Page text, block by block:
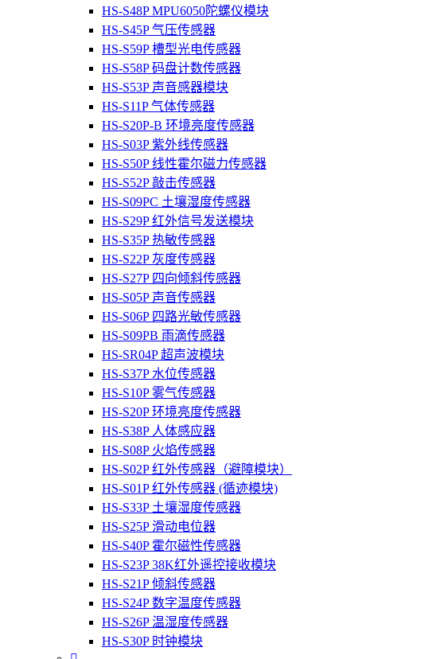
HS-S48P MPU6050陀螺仪模块
HS-S45P 气压传感器
HS-S59P 槽型光电传感器
HS-S58P 码盘计数传感器
HS-S53P 声音感器模块
HS-S11P 气体传感器
HS-S20P-B 环境亮度传感器
HS-S03P 紫外线传感器
HS-S50P 线性霍尔磁力传感器
HS-S52P 敲击传感器
HS-S09PC 土壤湿度传感器
HS-S29P 红外信号发送模块
HS-S35P 热敏传感器
HS-S22P 灰度传感器
HS-S27P 四向倾斜传感器
HS-S05P 声音传感器
HS-S06P 四路光敏传感器
HS-S09PB 雨滴传感器
HS-SR04P 超声波模块
HS-S37P 水位传感器
HS-S10P 雾气传感器
HS-S20P 环境亮度传感器
HS-S38P 人体感应器
HS-S08P 火焰传感器
HS-S02P 红外传感器（避障模块）
HS-S01P 红外传感器 (循迹模块)
HS-S33P 土壤湿度传感器
HS-S25P 滑动电位器
HS-S40P 霍尔磁性传感器
HS-S23P 38K红外遥控接收模块
HS-S21P 倾斜传感器
HS-S24P 数字温度传感器
HS-S26P 温湿度传感器
HS-S30P 时钟模块